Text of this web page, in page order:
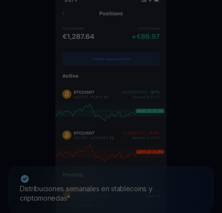
Distribuciones semanales en stablecoins y
criptomonedas*